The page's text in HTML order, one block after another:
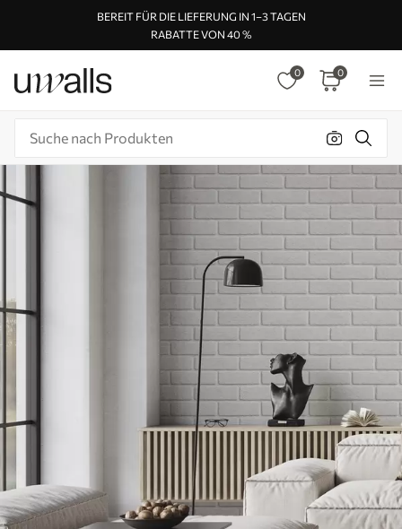
BEREIT FÜR DIE LIEFERUNG IN 1–3 TAGEN
RABATTE VON 40 %
0 0